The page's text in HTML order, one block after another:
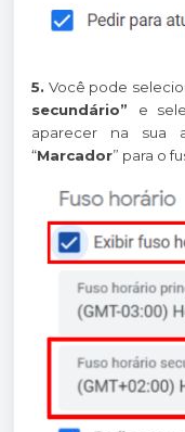
5. Você pode
secundário” e
aparecer na sua
“Marcador” para o